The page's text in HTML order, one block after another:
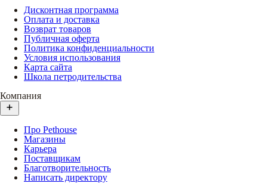
Дисконтная программа
Оплата и доставка
Возврат товаров
Публичная оферта
Политика конфиденциальности
Условия использования
Карта сайта
Школа петродительства
Компания
Про Pethouse
Магазины
Карьера
Поставщикам
Благотворительность
Написать директору